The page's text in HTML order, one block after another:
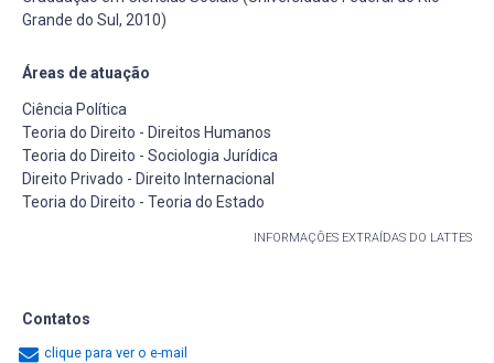
Grande do Sul, 2010)
Áreas de atuação
Ciência Política
Teoria do Direito - Direitos Humanos
Teoria do Direito - Sociologia Jurídica
Direito Privado - Direito Internacional
Teoria do Direito - Teoria do Estado
INFORMAÇÕES EXTRAÍDAS DO LATTES
Contatos
clique para ver o e-mail